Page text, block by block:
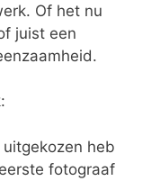
Of het nu
juist een
heb
fotograaf